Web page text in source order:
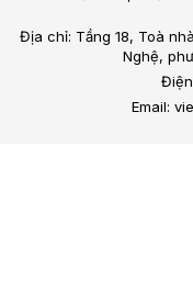
Địa chỉ: Tầng 18, Toà
Nghệ,
Email: